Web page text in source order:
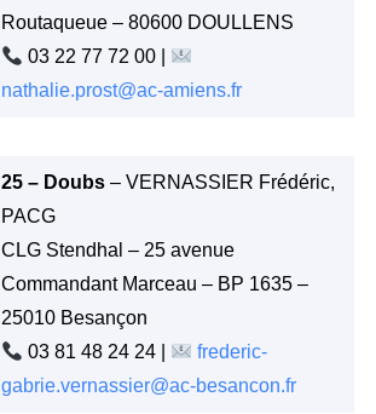
Routaqueue – 80600 DOULLENS
03 22 77 72 00 |
nathalie.prost@ac-amiens.fr
25 – Doubs – VERNASSIER Frédéric,
PACG
CLG Stendhal – 25 avenue
Commandant Marceau – BP 1635 –
25010 Besançon
03 81 48 24 24 |
frederic-
gabrie.vernassier@ac-besancon.fr